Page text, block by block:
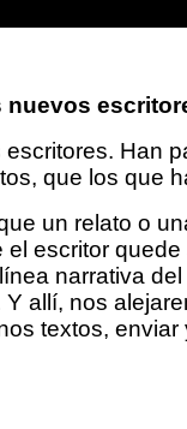
nuevos
Han
que los que
un relato o
escritor
narrativa
allí, nos
textos,